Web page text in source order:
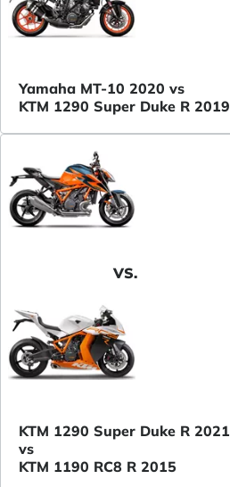
Yamaha MT-10 2020 vs
KTM 1290 Super Duke R 2019
VS.
KTM 1290 Super Duke R 2021
vs
KTM 1190 RC8 R 2015